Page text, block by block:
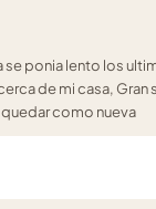
se ponia lento los
de mi casa,
quedar como nueva